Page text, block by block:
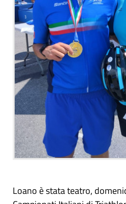
Loano è stata teatro,